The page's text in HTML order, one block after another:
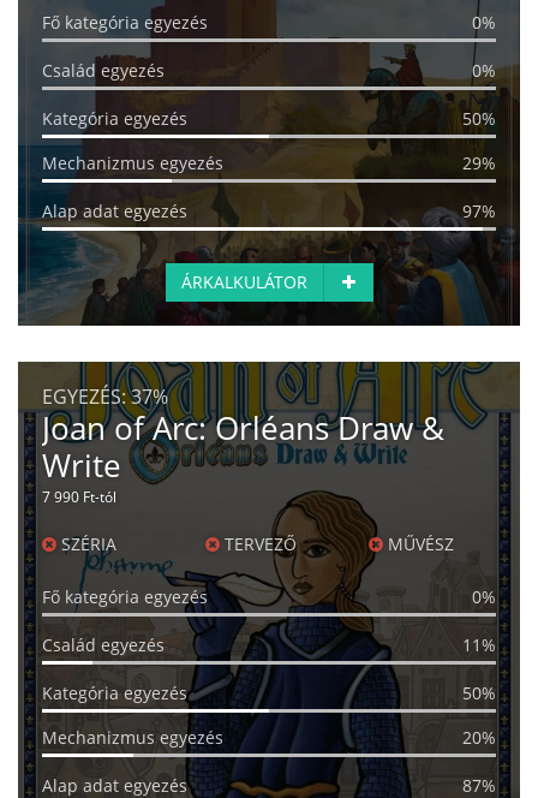
Fő kategória egyezés 0%
Család egyezés 0%
Kategória egyezés
50%
Mechanizmus egyezés
29%
Alap adat egyezés 97%
ÁRKALKULÁTOR
EGYEZÉS:37%
Joan of Arc: Orléans Draw &
Write
7 990 Ft-tól
SZÉRIA TERVEZŐ MŰVÉSZ
Fő kategória egyezés 0%
Család egyezés 11%
Kategória egyezés
50%
Mechanizmus egyezés
20%
Alap adat egyezés 87%